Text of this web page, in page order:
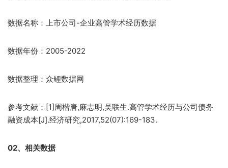
数据名称：上市公司-企业高管学术经历数据
数据年份：2005-2022
数据整理：众鲤数据网
参考文献：[1]周楷唐,麻志明,吴联生.高管学术经历与公司债务
融资成本[J].经济研究,2017,52(07):169-183.
02、相关数据